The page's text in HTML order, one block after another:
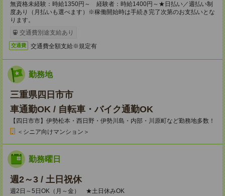
無資格未経験：時給1350円～ 経験者：時給1400円～★日払い／週払い制
度あり（月払いも選べます）※稼働開始時は手続き完了次第のお支払いとな
ります。
交通費別途支給あり
交通費 交通費全額支給※規定有
勤務地
三重県四日市市
車通勤OK / 自転車・バイク通勤OK
【四日市市】伊勢松本・西日野・伊勢川島・内部・川原町など勤務地多数！
＜シニア向けマンション＞
勤務曜日
週2～3 / 土日祝休
週2日～5日OK（月～金） ★土日休みOK